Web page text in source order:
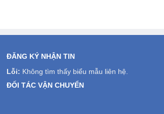
ĐĂNG KÝ NHẬN TIN
Lỗi: Không tìm thấy biểu mẫu liên hệ.
ĐỐI TÁC VẬN CHUYỂN